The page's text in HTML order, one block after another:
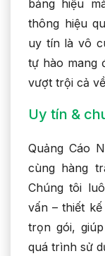
bảng hiệu
thông hiệu
uy tín là vô
tự hào mang
vượt trội cả
Uy tín &
Quảng Cáo
cùng hàng
Chúng tôi
vấn – thiết
trọn gói,
quá trình sử